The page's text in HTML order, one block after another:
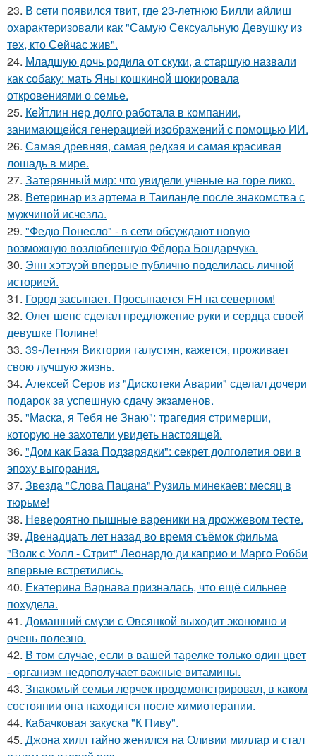
23. В сети появился твит, где 23-летнюю Билли айлиш
охарактеризовали как "Самую Сексуальную Девушку из
тех, кто Сейчас жив".
24. Младшую дочь родила от скуки, а старшую назвали
как собаку: мать Яны кошкиной шокировала
откровениями о семье.
25. Кейтлин нер долго работала в компании,
занимающейся генерацией изображений с помощью ИИ.
26. Самая древняя, самая редкая и самая красивая
лошадь в мире.
27. Затерянный мир: что увидели ученые на горе лико.
28. Ветеринар из артема в Таиланде после знакомства с
мужчиной исчезла.
29. "Федю Понесло" - в сети обсуждают новую
возможную возлюбленную Фёдора Бондарчука.
30. Энн хэтэуэй впервые публично поделилась личной
историей.
31. Город засыпает. Просыпается FH на северном!
32. Олег шепс сделал предложение руки и сердца своей
девушке Полине!
33. 39-Летняя Виктория галустян, кажется, проживает
свою лучшую жизнь.
34. Алексей Серов из "Дискотеки Аварии" сделал дочери
подарок за успешную сдачу экзаменов.
35. "Маска, я Тебя не Знаю": трагедия стримерши,
которую не захотели увидеть настоящей.
36. "Дом как База Подзарядки": секрет долголетия ови в
эпоху выгорания.
37. Звезда "Слова Пацана" Рузиль минекаев: месяц в
тюрьме!
38. Невероятно пышные вареники на дрожжевом тесте.
39. Двенадцать лет назад во время съёмок фильма
"Волк с Уолл - Стрит" Леонардо ди каприо и Марго Робби
впервые встретились.
40. Екатерина Варнава призналась, что ещё сильнее
похудела.
41. Домашний смузи с Овсянкой выходит экономно и
очень полезно.
42. В том случае, если в вашей тарелке только один цвет
- организм недополучает важные витамины.
43. Знакомый семьи лерчек продемонстрировал, в каком
состоянии она находится после химиотерапии.
44. Кабачковая закуска "К Пиву".
45. Джона хилл тайно женился на Оливии миллар и стал